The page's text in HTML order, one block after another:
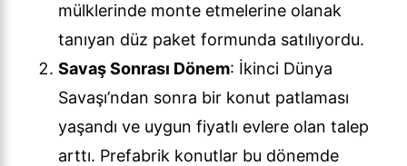
mülklerinde monte etmelerine olanak
tanıyan düz paket formunda satılıyordu.
Savaş Sonrası Dönem: İkinci Dünya
Savaşı’ndan sonra bir konut patlaması
yaşandı ve uygun fiyatlı evlere olan talep
arttı. Prefabrik konutlar bu dönemde